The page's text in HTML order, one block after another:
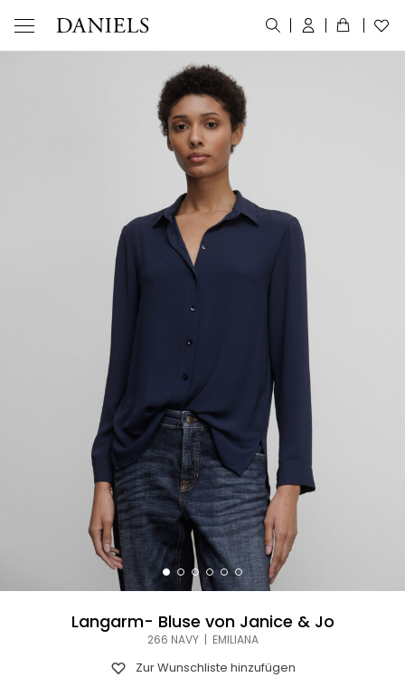
Langarm- Bluse von Janice & Jo
266 NAVY | EMILIANA
Zur Wunschliste hinzufügen